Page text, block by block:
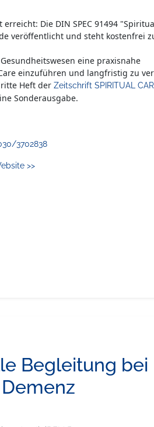
Die DIN SPEC 91494
veröffentlicht und steht kostenfrei
eine praxisnahe
einzuführen und langfristig zu
Heft der Zeitschrift SPIRITUAL
Sonderausgabe.
3702838
>>
Begleitung bei
Demenz